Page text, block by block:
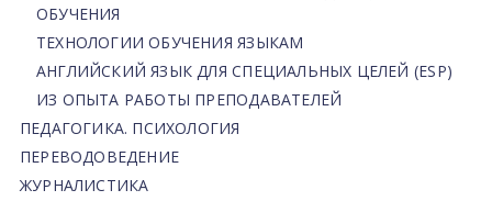
ОБУЧЕНИЯ
ТЕХНОЛОГИИ ОБУЧЕНИЯ ЯЗЫКАМ
АНГЛИЙСКИЙ ЯЗЫК ДЛЯ СПЕЦИАЛЬНЫХ ЦЕЛЕЙ (ESP)
ИЗ ОПЫТА РАБОТЫ ПРЕПОДАВАТЕЛЕЙ
ПЕДАГОГИКА. ПСИХОЛОГИЯ
ПЕРЕВОДОВЕДЕНИЕ
ЖУРНАЛИСТИКА